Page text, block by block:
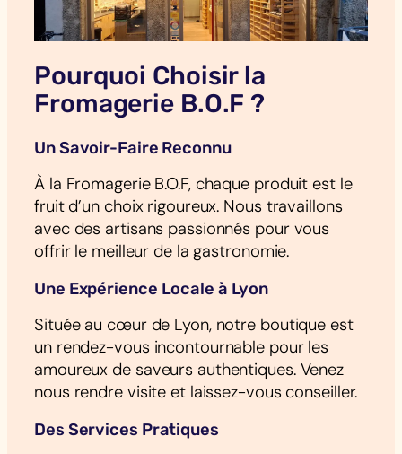
Pourquoi Choisir la
Fromagerie B.O.F ?
Un Savoir-Faire Reconnu
À la Fromagerie B.O.F, chaque produit est le
fruit d’un choix rigoureux. Nous travaillons
avec des artisans passionnés pour vous
offrir le meilleur de la gastronomie.
Une Expérience Locale à Lyon
Située au cœur de Lyon, notre boutique est
un rendez-vous incontournable pour les
amoureux de saveurs authentiques. Venez
nous rendre visite et laissez-vous conseiller.
Des Services Pratiques